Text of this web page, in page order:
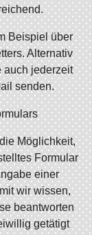
Beispiel über
Alternativ
auch jederzeit
senden.
Möglichkeit,
Formular
einer
wir wissen,
beantworten
getätigt